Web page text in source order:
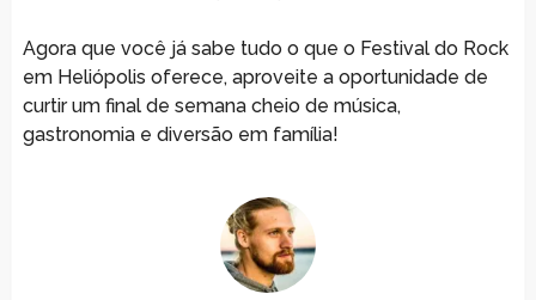
Agora que você já sabe tudo o que o Festival do Rock
em Heliópolis oferece, aproveite a oportunidade de
curtir um final de semana cheio de música,
gastronomia e diversão em família!